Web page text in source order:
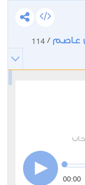
عاصم /
114
00:00